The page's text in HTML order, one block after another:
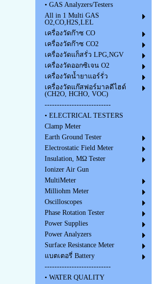
• GAS Analyzers/Testers
All in 1 Multi GAS
O2,CO,H2S,LEL
เครื่องวัดก๊าซ CO
เครื่องวัดก๊าซ CO2
เครื่องวัดแก็สรั่ว LPG,NGV
เครื่องวัดออกซิเจน O2
เครื่องวัดน้ำยาแอร์รั่ว
เครื่องวัดแก๊สฟอร์มาลดีไฮด์
(CH2O, HCHO, VOC)
---------------------------
• ELECTRICAL TESTERS
Clamp Meter
Earth Ground Tester
Electrostatic Field Meter
Insulation, MΩ Tester
Ionizer Air Gun
MultiMeter
Milliohm Meter
Oscilloscopes
Phase Rotation Tester
Power Supplies
Power Analyzers
Surface Resistance Meter
แบตเตอรี่ Battery
---------------------------
• WATER QUALITY